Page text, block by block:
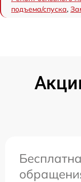
подъема/спуска,